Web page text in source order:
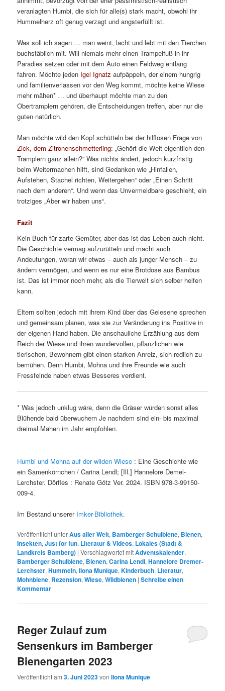
veranlagten Humbi, die sich für alle(s) stark macht, obwohl ihr
Hummelherz oft genug verzagt und angsterfüllt ist.
Was soll ich sagen … man weint, lacht und lebt mit den Tierchen
buchstäblich mit. Will niemals mehr einen Trampelfuß in ihr
Paradies setzen oder mit dem Auto einen Feldweg entlang
fahren. Möchte jeden Igel Ignatz aufpäppeln, der einem hungrig
und familienverlassen vor den Weg kommt, möchte keine Wiese
mehr mähen* … und überhaupt möchte man zu den
Obertramplern gehören, die Entscheidungen treffen, aber nur die
guten natürlich.
Man möchte wild den Kopf schütteln bei der hilflosen Frage von
Zick, dem Zitronenschmetterling: „Gehört die Welt eigentlich den
Tramplern ganz allein?“ Was nichts ändert, jedoch kurzfristig
beim Weitermachen hilft, sind Gedanken wie „Hinfallen,
Aufstehen, Stachel richten, Weitergehen“ oder „Einen Schritt
nach dem anderen“. Und wenn das Unvermeidbare geschieht, ein
trotziges „Aber wir haben uns“.
Fazit
Kein Buch für zarte Gemüter, aber das ist das Leben auch nicht.
Die Geschichte vermag aufzurütteln und macht auch
Andeutungen, woran wir etwas – auch als junger Mensch – zu
ändern vermögen, und wenn es nur eine Brotdose aus Bambus
ist. Das ist immer noch mehr, als die Tierwelt sich selber helfen
kann.
Eltern sollten jedoch mit ihrem Kind über das Gelesene sprechen
und gemeinsam planen, was sie zur Veränderung ins Positive in
der eigenen Hand haben. Die anschauliche Erzählung aus dem
Reich der Wiese und ihren wundervollen, pflanzlichen wie
tierischen, Bewohnern gibt einen starken Anreiz, sich redlich zu
bemühen. Denn Humbi, Mohna und ihre Freunde wie auch
Fressfeinde haben etwas Besseres verdient.
* Was jedoch unklug wäre, denn die Gräser würden sonst alles
Blühende bald überwuchern Je nachdem sind ein- bis maximal
dreimal Mähen im Jahr empfohlen.
Humbi und Mohna auf der wilden Wiese : Eine Geschichte wie
ein Samenkörnchen / Carina Lendl; [Ill.] Hannelore Demel-
Lerchster. Dörfles : Renate Götz Ver. 2024. ISBN 978-3-99150-
009-4.
Im Bestand unserer Imker-Bibliothek.
Veröffentlicht unterAus aller Welt, Bamberger Schulbiene, Bienen,
Insekten,Just for fun, Literatur & Videos, Lokales (Stadt &
Landkreis Bamberg) |Verschlagwortet mitAdventskalender,
Bamberger Schulbiene, Bienen,Carina Lendl,Hannelore Dremer-
Lerchster,Hummeln,Ilona Munique,Kinderbuch, Literatur,
Mohnbiene, Rezension,Wiese,Wildbienen |Schreibe einen
Kommentar
Reger Zulauf zum
Sensenkurs im Bamberger
Bienengarten 2023
Veröffentlicht am3. Juni 2023vonIlona Munique